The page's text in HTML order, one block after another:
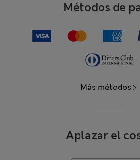
Métodos de
Más métodos
Aplazar el